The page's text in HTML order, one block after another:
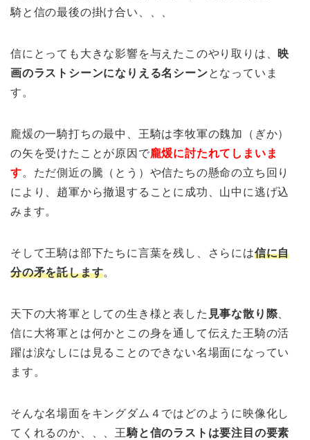
騎と信の最後の掛け合い、、、
信にとっても大きな影響を与えたこのやり取りは、 映
画のラストシーンになりえる名シーンとなっていま
す。
龐煖の一騎打ちの最中、王騎は李牧軍の魏加（ぎか）
の矢を受けたことが原因で龐煖に討たれてしまいま
す。ただ側近の騰（とう）や信たちの懸命の立ち回り
により、趙軍から撤退することに成功、山中に逃げ込
みます。
そして王騎は部下たちに言葉を残し、さらには信に自
分の矛を託します。
天下の大将軍としての生き様と表した 見事な散り際、
信に大将軍とは何かとこの身を通して伝えた王騎の活
躍は涙なしには見ることのできない名場面になってい
ます。
そんな名場面をキングダム４ではどのように映像化し
てくれるのか、、、王騎と信のラストは要注目の要素